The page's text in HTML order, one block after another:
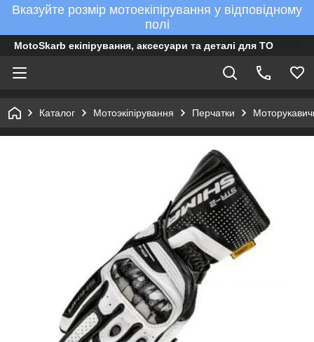
Вказуйте розмір мотоекіпірування у відповідному
полі
MotoSkarb екіпірування, аксесуари та деталі для ТО
Каталог Мотоэкіпірування Перчатки